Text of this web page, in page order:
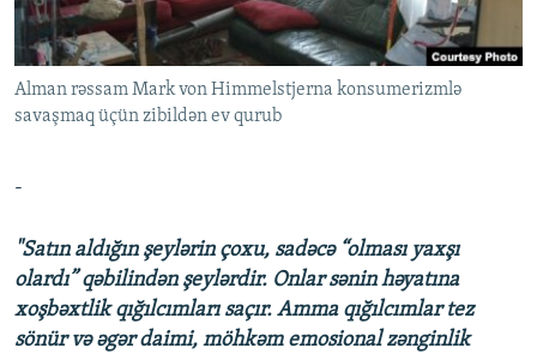
KARIKATURA
İSLAM VƏ DEMOKRATIYA
İZ - MƏDƏNIYYƏT PROQRAMI
PEŞƏ ETIKASI VƏ JURNALISTIKA STANDARTLARIMIZ
MATERIALLARIMIZDAN ISTIFADƏ
AZADLIQRADIOSU MOBIL TELEFONUNUZDA
RFE/RL-in bütün saytları
Alman rəssam Mark von Himmelstjerna konsumerizmlə
savaşmaq üçün zibildən ev qurub
-
"Satın aldığın şeylərin çoxu, sadəcə “olması yaxşı
olardı” qəbilindən şeylərdir. Onlar sənin həyatına
xoşbəxtlik qığılcımları saçır. Amma qığılcımlar tez
sönür və əgər daimi, möhkəm emosional zənginlik